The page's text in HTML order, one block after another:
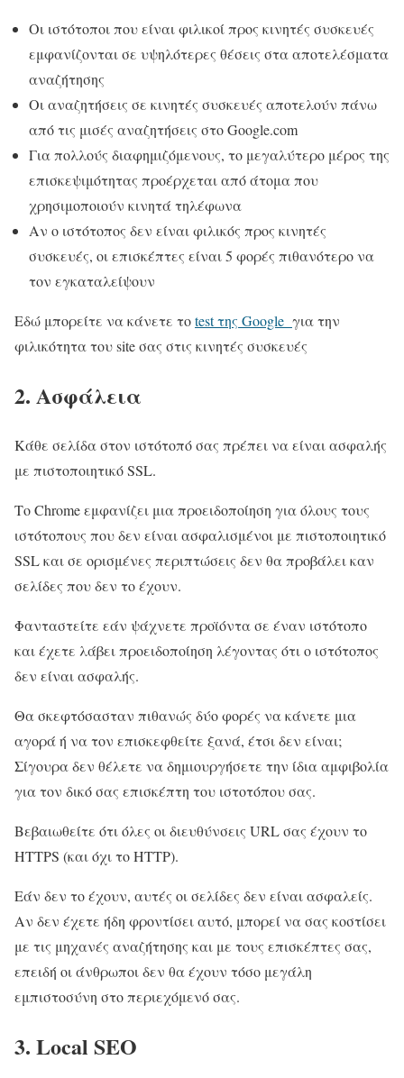
Οι ιστότοποι που είναι φιλικοί προς κινητές συσκευές
εμφανίζονται σε υψηλότερες θέσεις στα αποτελέσματα
αναζήτησης
Οι αναζητήσεις σε κινητές συσκευές αποτελούν πάνω
από τις μισές αναζητήσεις στο Google.com
Για πολλούς διαφημιζόμενους, το μεγαλύτερο μέρος της
επισκεψιμότητας προέρχεται από άτομα που
χρησιμοποιούν κινητά τηλέφωνα
Αν ο ιστότοπος δεν είναι φιλικός προς κινητές
συσκευές, οι επισκέπτες είναι 5 φορές πιθανότερο να
τον εγκαταλείψουν
Εδώ μπορείτε να κάνετε τοtest της Google για την
φιλικότητα του site σας στις κινητές συσκευές
2. Ασφάλεια
Κάθε σελίδα στον ιστότοπό σας πρέπει να είναι ασφαλής
με πιστοποιητικό SSL.
Το Chrome εμφανίζει μια προειδοποίηση για όλους τους
ιστότοπους που δεν είναι ασφαλισμένοι με πιστοποιητικό
SSL και σε ορισμένες περιπτώσεις δεν θα προβάλει καν
σελίδες που δεν το έχουν.
Φανταστείτε εάν ψάχνετε προϊόντα σε έναν ιστότοπο
και έχετε λάβει προειδοποίηση λέγοντας ότι ο ιστότοπος
δεν είναι ασφαλής.
Θα σκεφτόσασταν πιθανώς δύο φορές να κάνετε μια
αγορά ή να τον επισκεφθείτε ξανά, έτσι δεν είναι;
Σίγουρα δεν θέλετε να δημιουργήσετε την ίδια αμφιβολία
για τον δικό σας επισκέπτη του ιστοτόπου σας.
Βεβαιωθείτε ότι όλες οι διευθύνσεις URL σας έχουν το
HTTPS (και όχι το HTTP).
Εάν δεν το έχουν, αυτές οι σελίδες δεν είναι ασφαλείς.
Αν δεν έχετε ήδη φροντίσει αυτό, μπορεί να σας κοστίσει
με τις μηχανές αναζήτησης και με τους επισκέπτες σας,
επειδή οι άνθρωποι δεν θα έχουν τόσο μεγάλη
εμπιστοσύνη στο περιεχόμενό σας.
3. Local SEO